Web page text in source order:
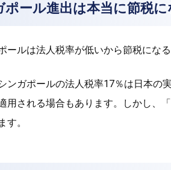
ポール進出は本当に節税に
ールは法人税率が低いから節税にな
ンガポールの法人税率17％は日本の
用される場合もあります。しかし、
す。